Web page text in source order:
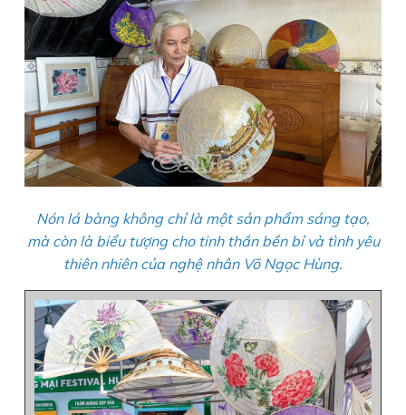
Nón lá bàng không chỉ là một sản phẩm sáng tạo,
mà còn là biểu tượng cho tinh thần bền bỉ và tình yêu
thiên nhiên của nghệ nhân Võ Ngọc Hùng.